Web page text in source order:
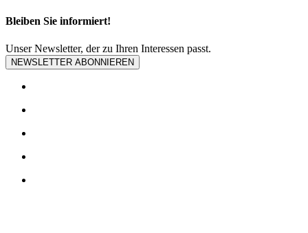
Bleiben Sie informiert!
Unser Newsletter, der zu Ihren Interessen passt.
NEWSLETTER ABONNIEREN